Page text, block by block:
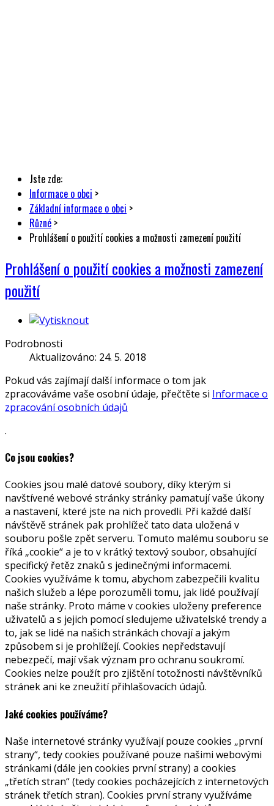
Jste zde:
Informace o obci >
Základní informace o obci >
Různé >
Prohlášení o použití cookies a možnosti zamezení použití
Prohlášení o použití cookies a možnosti zamezení
použití
Podrobnosti
Aktualizováno: 24. 5. 2018
Pokud vás zajímají další informace o tom jak
zpracováváme vaše osobní údaje, přečtěte si Informace o
zpracování osobních údajů
.
Co jsou cookies?
Cookies jsou malé datové soubory, díky kterým si
navštívené webové stránky stránky pamatují vaše úkony
a nastavení, které jste na nich provedli. Při každé další
návštěvě stránek pak prohlížeč tato data uložená v
souboru pošle zpět serveru. Tomuto malému souboru se
říká „cookie“ a je to v krátký textový soubor, obsahující
specifický řetěz znaků s jedinečnými informacemi.
Cookies využíváme k tomu, abychom zabezpečili kvalitu
našich služeb a lépe porozuměli tomu, jak lidé používají
naše stránky. Proto máme v cookies uloženy preference
uživatelů a s jejich pomocí sledujeme uživatelské trendy a
to, jak se lidé na našich stránkách chovají a jakým
způsobem si je prohlížejí. Cookies nepředstavují
nebezpečí, mají však význam pro ochranu soukromí.
Cookies nelze použít pro zjištění totožnosti návštěvníků
stránek ani ke zneužití přihlašovacích údajů.
Jaké cookies používáme?
Naše internetové stránky využívají pouze cookies „první
strany“, tedy cookies používané pouze našimi webovými
stránkami (dále jen cookies první strany) a cookies
„třetích stran“ (tedy cookies pocházejících z internetových
stránek třetích stran). Cookies první strany využíváme